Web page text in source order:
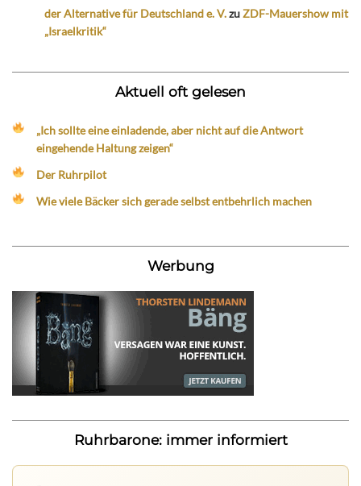
der Alternative für Deutschland e. V.zuZDF-Mauershow mit
„Israelkritik“
Aktuell oft gelesen
„Ich sollte eine einladende, aber nicht auf die Antwort
eingehende Haltung zeigen“
Der Ruhrpilot
Wie viele Bäcker sich gerade selbst entbehrlich machen
Werbung
Ruhrbarone: immer informiert